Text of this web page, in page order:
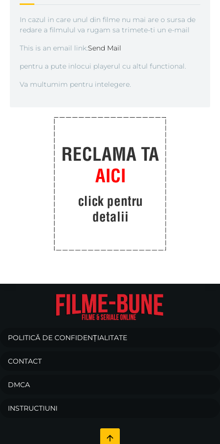
In cazul in care unul din filme nu mai are o sursa de
redare a filmulul va rugam sa trimete-ti un e-mail
This is an email link:Send Mail
pentru a pute inlocui playerul cu altul functional.
Va multumim pentru intelegere.
POLITICĂ DE CONFIDENȚIALITATE
CONTACT
DMCA
INSTRUCTIUNI